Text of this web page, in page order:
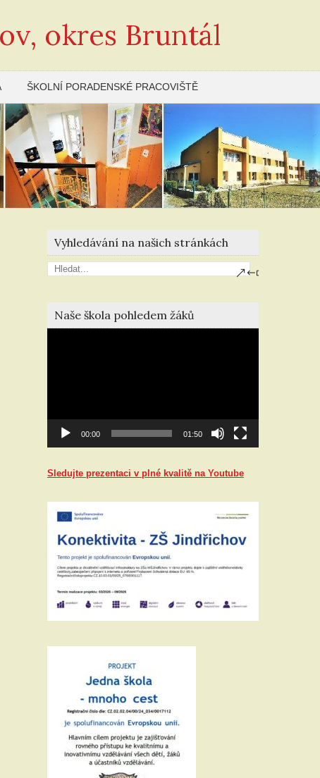
okres Bruntál
ŠKOLNÍ PORADENSKÉ PRACOVIŠTĚ
Vyhledávání na našich stránkách
Naše škola pohledem žáků
00:00 01:50
Sledujte prezentaci v plné kvalitě na Youtube